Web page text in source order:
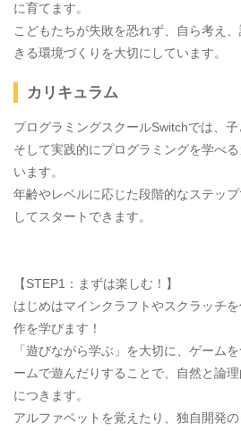
に育てます。
こどもたちが失敗を恐れず、自ら考え
きる環境づくりを大切にしています。
カリキュラム
プログラミングスクールSwitchでは、子
そして実践的にプログラミングを学べ
います。
年齢やレベルに応じた段階的なステッ
してスタートできます。
【STEP1：まずは楽しむ！】
はじめはマインクラフトやスクラッチ
作を学びます！
「遊びながら学ぶ」を大切に、ゲーム
ームで遊んだりすることで、自然と論
につきます。
アルファベットを覚えたり、独自開発